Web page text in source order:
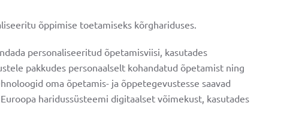
õppimise toetamiseks kõrghariduses.
personaliseeritud õpetamisviisi, kasutades
pakkudes personaalselt kohandatud õpetamist ning
oma õpetamis- ja õppetegevustesse saavad
haridussüsteemi digitaalset võimekust, kasutades